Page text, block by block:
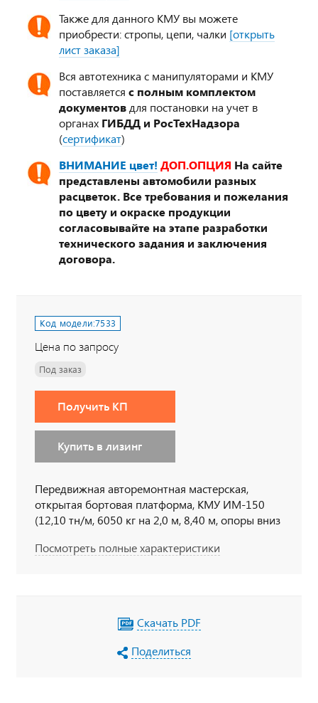
Также для данного КМУ вы можете
приобрести: стропы, цепи, чалки [открыть
лист заказа]
Вся автотехника с манипуляторами и КМУ
поставляется с полным комплектом
документов для постановки на учет в
органах ГИБДД и РосТехНадзора
(сертификат)
ВНИМАНИЕ цвет! ДОП.ОПЦИЯ На сайте
представлены автомобили разных
расцветок. Все требования и пожелания
по цвету и окраске продукции
согласовывайте на этапе разработки
технического задания и заключения
договора.
Код модели:7533
Цена по запросу
Под заказ
Получить КП
Купить в лизинг
Передвижная авторемонтная мастерская,
открытая бортовая платформа, КМУ ИМ-150
(12,10 тн/м, 6050 кг на 2,0 м, 8,40 м, опоры вниз
Посмотреть полные характеристики
Скачать PDF
Поделиться